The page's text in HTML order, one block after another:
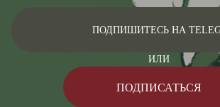
ПОДПИШИТЕСЬ НА
ИЛИ
ПОДПИСАТЬСЯ